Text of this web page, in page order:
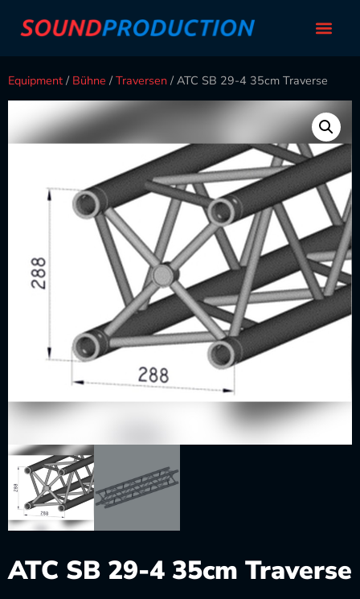
Equipment / Bühne /Traversen / ATC SB 29-4 35cm Traverse
ATC SB 29-4 35cm Traverse